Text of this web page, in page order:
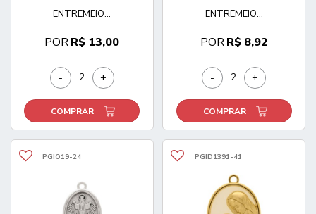
ENTREMEIO...
PORR$ 13,00
- +
COMPRAR
ENTREMEIO...
PORR$ 8,92
- +
COMPRAR
PGIO19-24 PGID1391-41